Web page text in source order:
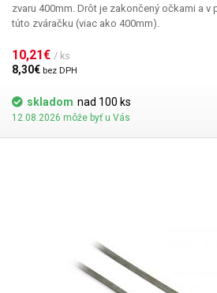
zvaru 400mm. Drôt je zakončený očkami a
túto zváračku (viac ako 400mm).
10,21€ / ks
8,30€ bez DPH
skladom nad 100 ks
12.08.2026 môže byť u Vás